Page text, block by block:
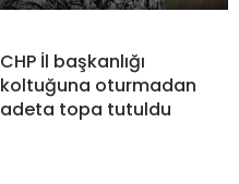
CHP İl başkanlığı
koltuğuna oturmadan
adeta topa tutuldu